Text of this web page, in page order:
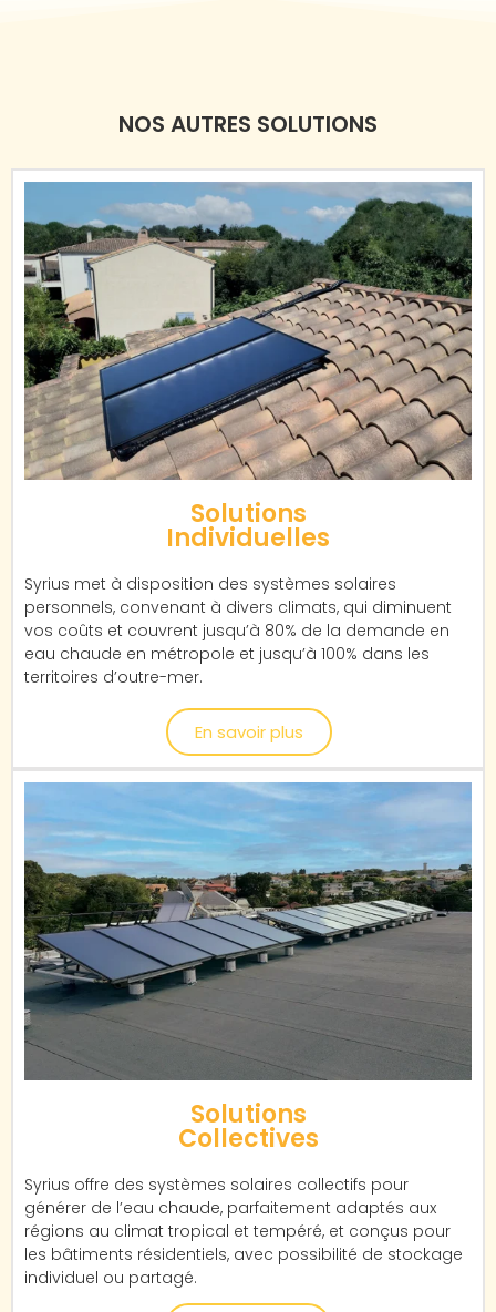
NOS AUTRES SOLUTIONS
Solutions
Individuelles
Syrius met à disposition des systèmes solaires
personnels, convenant à divers climats, qui diminuent
vos coûts et couvrent jusqu’à 80% de la demande en
eau chaude en métropole et jusqu’à 100% dans les
territoires d’outre-mer.
En savoir plus
Solutions
Collectives
Syrius offre des systèmes solaires collectifs pour
générer de l’eau chaude, parfaitement adaptés aux
régions au climat tropical et tempéré, et conçus pour
les bâtiments résidentiels, avec possibilité de stockage
individuel ou partagé.